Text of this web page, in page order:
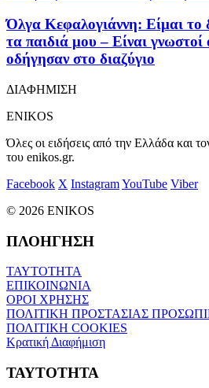
Όλγα Κεφαλογιάννη: Είμαι το
τα παιδιά μου – Είναι γνωστοί
οδήγησαν στο διαζύγιο
ΔΙΑΦΗΜΙΣΗ
ENIKOS
Όλες οι ειδήσεις από την Ελλάδα και
του enikos.gr.
Facebook X InstagramYouTube Viber
© 2026 ENIKOS
ΠΛΟΗΓΗΣΗ
ΤΑΥΤΟΤΗΤΑ
ΕΠΙΚΟΙΝΩΝΙΑ
ΟΡΟΙ ΧΡΗΣΗΣ
ΠΟΛΙΤΙΚΗ ΠΡΟΣΤΑΣΙΑΣ
ΠΟΛΙΤΙΚΗ COOKIES
Κρατική Διαφήμιση
ΤΑΥΤΟΤΗΤΑ